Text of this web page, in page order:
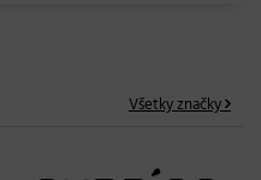
Všetky značky